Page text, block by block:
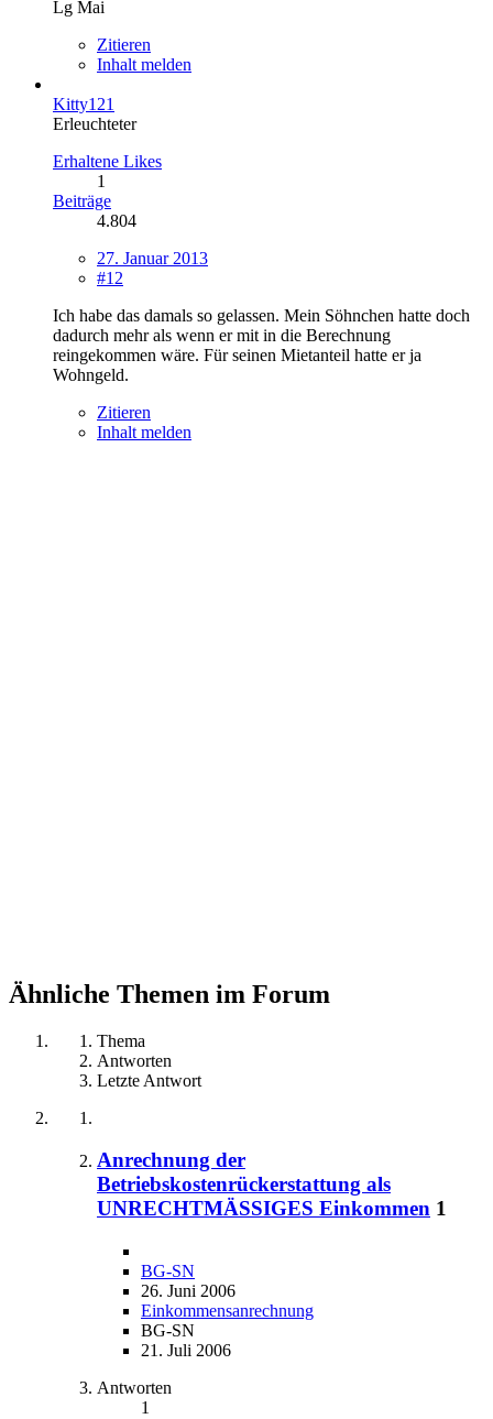
Lg Mai
Zitieren
Inhalt melden
Kitty121
Erleuchteter
Erhaltene Likes
1
Beiträge
4.804
27. Januar 2013
#12
Ich habe das damals so gelassen. Mein Söhnchen hatte doch
dadurch mehr als wenn er mit in die Berechnung
reingekommen wäre. Für seinen Mietanteil hatte er ja
Wohngeld.
Zitieren
Inhalt melden
Ähnliche Themen im Forum
Thema
Antworten
Letzte Antwort
Anrechnung der
Betriebskostenrückerstattung als
UNRECHTMÄSSIGES Einkommen 1
BG-SN
26. Juni 2006
Einkommensanrechnung
BG-SN
21. Juli 2006
Antworten
1